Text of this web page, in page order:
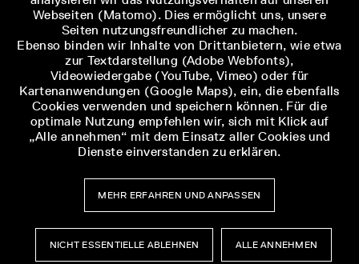
Webseiten (Matomo). Dies ermöglicht uns, unsere
Seiten nutzungsfreundlicher zu machen.
Ebenso binden wir Inhalte von Drittanbietern, wie etwa
zur Textdarstellung (Adobe Webfonts),
Videowiedergabe (YouTube, Vimeo) oder für
Kartenanwendungen (Google Maps), ein, die ebenfalls
Cookies verwenden und speichern können. Für die
optimale Nutzung empfehlen wir, sich mit Klick auf
„Alle annehmen“ mit dem Einsatz aller Cookies und
Dienste einverstanden zu erklären.
MEHR ERFAHREN UND ANPASSEN
NICHT ESSENTIELLE ABLEHNEN ALLE ANNEHMEN